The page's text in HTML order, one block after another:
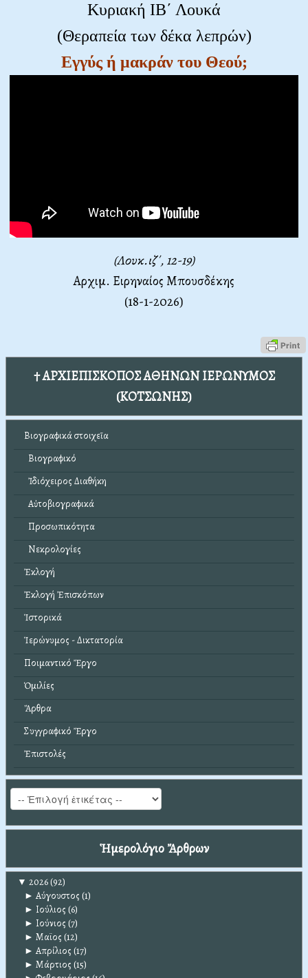
Κυριακή ΙΒ΄ Λουκά
(Θεραπεία των δέκα λεπρών)
Εγγύς ή μακράν του Θεού;
(Λουκ.ιζ΄, 12-19)
Αρχιμ. Ειρηναίος Μπουσδέκης
(18-1-2026)
† ΑΡΧΙΕΠΙΣΚΟΠΟΣ ΑΘΗΝΩΝ ΙΕΡΩΝΥΜΟΣ
(ΚΟΤΣΩΝΗΣ)
Βιογραφικά στοιχεῖα
Βιογραφικό
Ἰδιόχειρος Διαθήκη
Αὐτοβιογραφικά
Προσωπικότητα
Νεκρολογίες
Ἐκλογή
Ἐκλογή Ἐπισκόπων
Ἱστορικά
Ἱερώνυμος - Δικτατορία
Ποιμαντικό Ἔργο
Ὁμιλίες
Ἄρθρα
Συγγραφικό Ἔργο
Ἐπιστολές
Ἡμερολόγιο Ἄρθρων
▼ 2026(92)
► Αύγουστος (1)
► Ιούλιος (6)
► Ιούνιος (7)
► Μαϊος (12)
► Απρίλιος (17)
► Μάρτιος (15)